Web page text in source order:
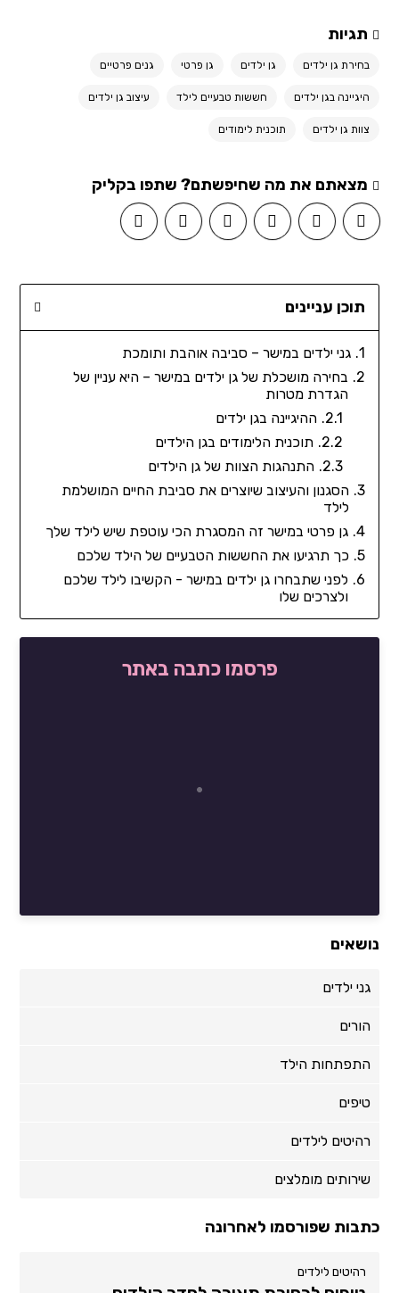
תגיות
בחירת גן ילדים גן ילדים גן פרטי גנים פרטיים
היגיינה בגן ילדים חששות טבעיים לילד עיצוב גן ילדים
צוות גן ילדים תוכנית לימודים
מצאתם את מה שחיפשתם? שתפו בקליק
תוכן עניינים
גני ילדים במישר – סביבה אוהבת ותומכת
בחירה מושכלת של גן ילדים במישר – היא עניין של
הגדרת מטרות
ההיגיינה בגן ילדים
תוכנית הלימודים בגן הילדים
התנהגות הצוות של גן הילדים
הסגנון והעיצוב שיוצרים את סביבת החיים המושלמת
לילד
גן פרטי במישר זה המסגרת הכי עוטפת שיש לילד שלך
כך תרגיעו את החששות הטבעיים של הילד שלכם
לפני שתבחרו גן ילדים במישר - הקשיבו לילד שלכם
ולצרכים שלו
פרסמו כתבה באתר
נושאים
גני ילדים
הורים
התפתחות הילד
טיפים
רהיטים לילדים
שירותים מומלצים
כתבות שפורסמו לאחרונה
רהיטים לילדים